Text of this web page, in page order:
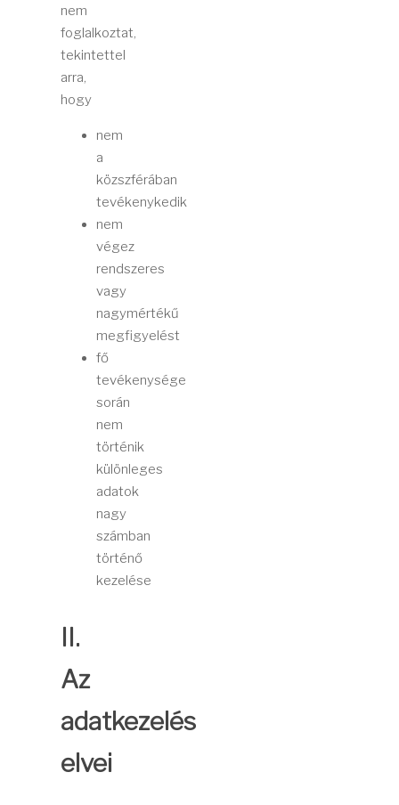
nem
foglalkoztat,
tekintettel
arra,
hogy
nem
a
közszférában
tevékenykedik
nem
végez
rendszeres
vagy
nagymértékű
megfigyelést
fő
tevékenysége
során
nem
történik
különleges
adatok
nagy
számban
történő
kezelése
II.
Az
adatkezelés
elvei